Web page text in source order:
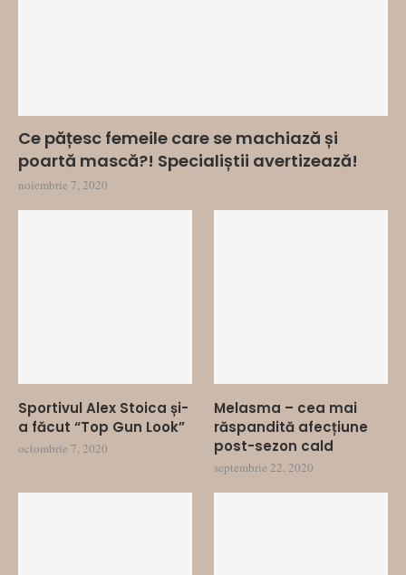
Ce pățesc femeile care se machiază și
poartă mască?! Specialiștii avertizează!
noiembrie 7, 2020
Sportivul Alex Stoica și-
a făcut “Top Gun Look”
octombrie 7, 2020
Melasma – cea mai
răspandită afecțiune
post-sezon cald
septembrie 22, 2020